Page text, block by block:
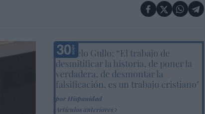
Marcelo Gullo: “El trabajo de
desmitificar la historia, de poner la
verdadera, de desmontar la
falsificación, es un trabajo cristiano"
por Hispanidad
Artículos anteriores